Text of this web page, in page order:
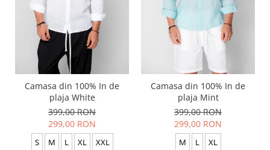
Camasa din 100% In de
plaja White
399,00 RON
299,00 RON
S M L XL XXL
Camasa din 100% In de
plaja Mint
399,00 RON
299,00 RON
M L XL